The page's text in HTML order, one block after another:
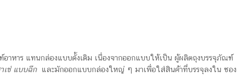
าหาร แทนกล่องแบบดั้งเดิม เนื่องจากออกแบบให้เป็น ผู้ผลิตถุงบรรจุภัณฑ์
เช่ แบบฉีกและมักออกแบบกล่องใหญ่ ๆ มาเพื่อใส่สินค้าที่บรรจุลงใน ซอง